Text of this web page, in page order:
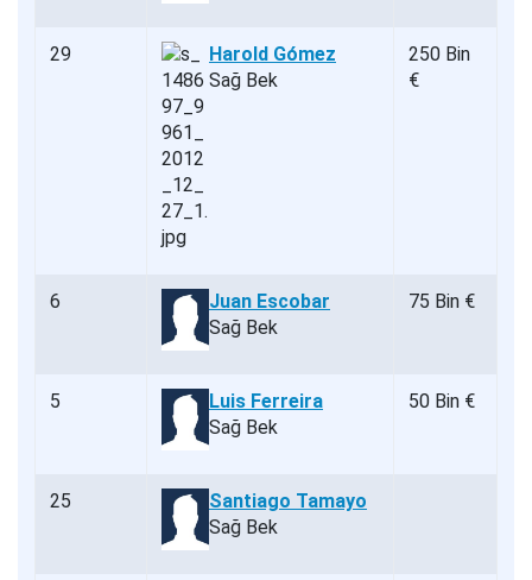
29
Harold Gómez
Sağ Bek
250 Bin
€
6
Juan Escobar
Sağ Bek
75 Bin €
5
Luis Ferreira
Sağ Bek
50 Bin €
25
Santiago Tamayo
Sağ Bek